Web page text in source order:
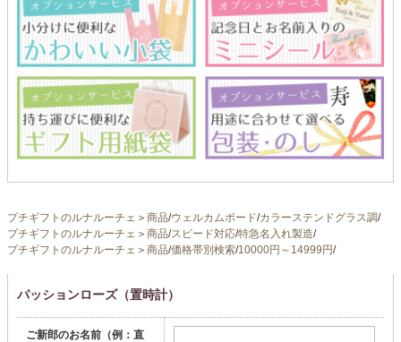
プチギフトのルナルーチェ ＞ 商品/ウェルカムボード/カラーステンドグラス調/
プチギフトのルナルーチェ ＞ 商品/スピード対応/特急名入れ製造/
プチギフトのルナルーチェ ＞ 商品/価格帯別検索/10000円～14999円/
パッションローズ（置時計）
ご新郎のお名前（例：直